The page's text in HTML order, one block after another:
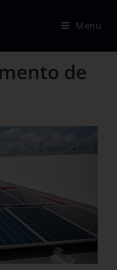
Menu
de